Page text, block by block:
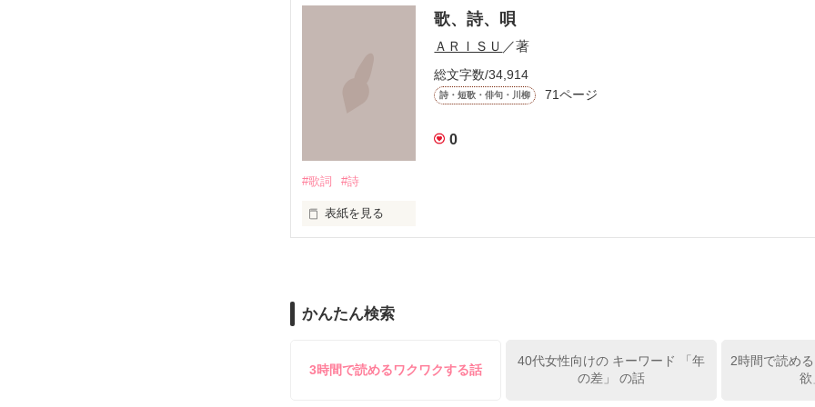
もがいたふりをしていた
やっと君との
絶えず支配し続けては
ただひとつ
いつか辿り着けるまで
歌、詩、唄
ＡＲＩＳＵ ／著
総文字数/34,914
詩・短歌・俳句・川柳 71ページ
0
#歌詞 #詩
表紙を見る
嬉しいこと楽しいこと
きっと私達が生きてゆく中で
かんたん検索
3時間で読めるワクワクする話
40代女性向けの キーワード 「年
の差」 の話
2時間で読め
欲